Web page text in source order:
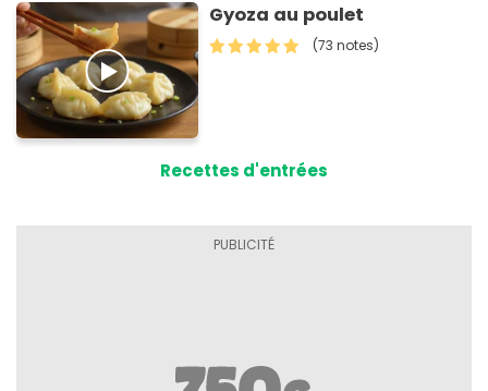
Gyoza au poulet
(73 notes)
Recettes d'entrées